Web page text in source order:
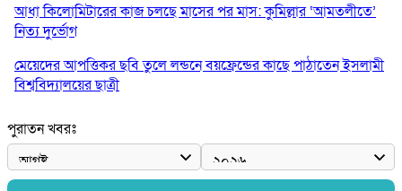
আধা কিলোমিটারের কাজ চলছে মাসের পর মাস: কুমিল্লার ‘আমতলীতে’
নিত্য দুর্ভোগ
মেয়েদের আপত্তিকর ছবি তুলে লন্ডনে বয়ফ্রেন্ডের কাছে পাঠাতেন ইসলামী
বিশ্ববিদ্যালয়ের ছাত্রী
পুলিশকে পিটিয়ে রক্তাক্ত করেছি এ দৃশ্য কি আপনারা দেখেননি: এনসিপি
নেতা
পাঁচ দেশি মাছে মিলল মাইক্রোপ্লাস্টিক, সবচেয়ে বেশি কই মাছে
পুরাতন খবরঃ